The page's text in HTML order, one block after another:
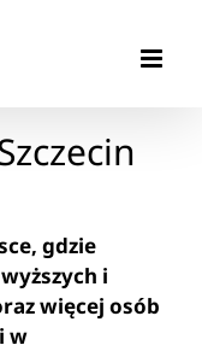
gdzie
i
więcej osób
w